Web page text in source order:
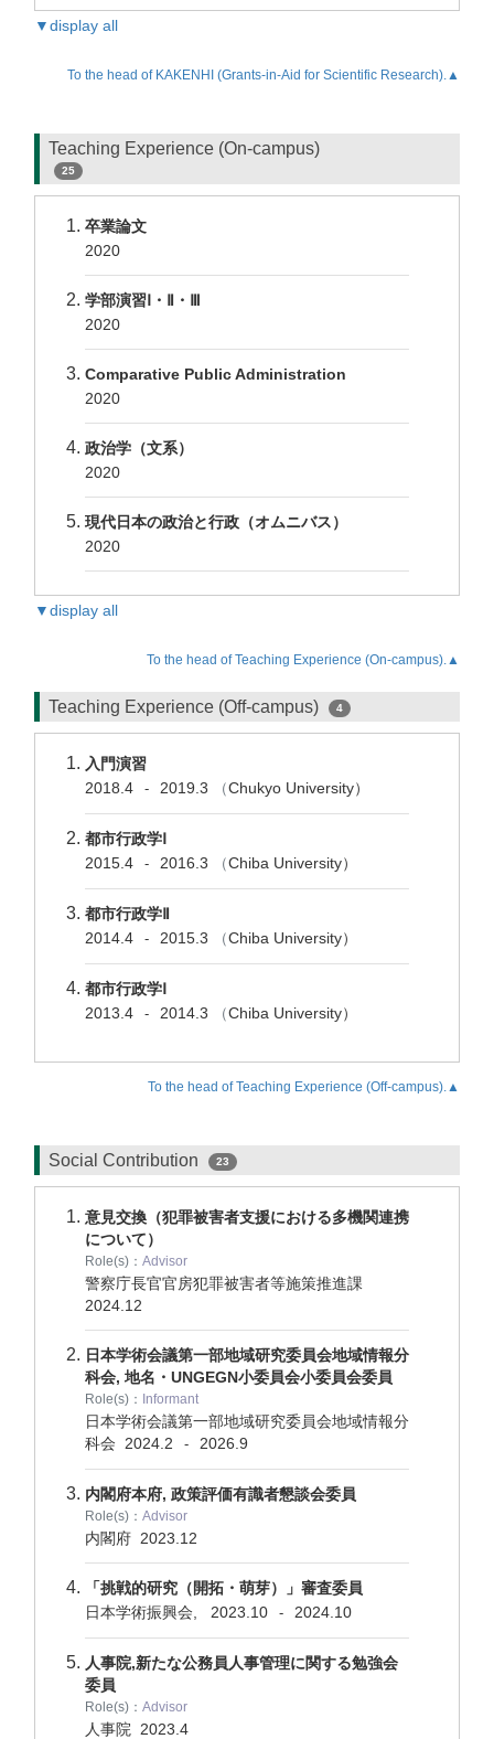
▼display all
To the head of KAKENHI (Grants-in-Aid for Scientific Research).▲
Teaching Experience (On-campus)
25
卒業論文
2020
学部演習Ⅰ・Ⅱ・Ⅲ
2020
Comparative Public Administration
2020
政治学（文系）
2020
現代日本の政治と行政（オムニバス）
2020
▼display all
To the head of Teaching Experience (On-campus).▲
Teaching Experience (Off-campus) 4
入門演習
2018.4
- 2019.3 （Chukyo University）
都市行政学Ⅰ
2015.4
- 2016.3 （Chiba University）
都市行政学Ⅱ
2014.4
- 2015.3 （Chiba University）
都市行政学Ⅰ
2013.4
- 2014.3 （Chiba University）
To the head of Teaching Experience (Off-campus).▲
Social Contribution 23
意見交換（犯罪被害者支援における多機関連携
について）
Role(s)： Advisor
警察庁長官官房犯罪被害者等施策推進課
2024.12
日本学術会議第一部地域研究委員会地域情報分
科会, 地名・UNGEGN小委員会小委員会委員
Role(s)： Informant
日本学術会議第一部地域研究委員会地域情報分
科会 2024.2 - 2026.9
内閣府本府, 政策評価有識者懇談会委員
Role(s)： Advisor
内閣府 2023.12
「挑戦的研究（開拓・萌芽）」審査委員
日本学術振興会, 2023.10 - 2024.10
人事院,新たな公務員人事管理に関する勉強会
委員
Role(s)： Advisor
人事院 2023.4